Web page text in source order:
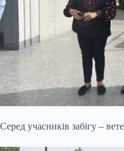
Серед учасників забігу –